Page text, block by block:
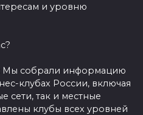
и уровню
Мы собрали информацию
клубах России, включая
сети, так и местные
клубы всех уровней